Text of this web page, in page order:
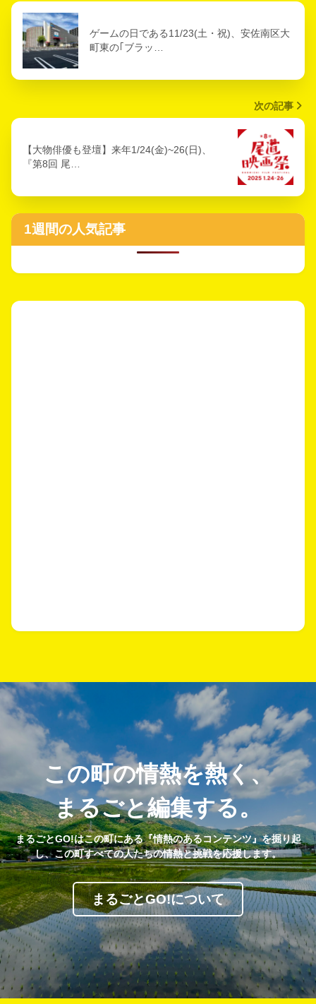
ゲームの日である11/23(土・祝)、安佐南区大
町東の｢ブラッ…
次の記事
【大物俳優も登壇】来年1/24(金)~26(日)、
『第8回 尾…
1週間の人気記事
この町の情熱を熱く、
まるごと編集する。
まるごとGO!はこの町にある『情熱のあるコンテンツ』を掘り起
し、この町すべての人たちの情熱と挑戦を応援します。
まるごとGO!について